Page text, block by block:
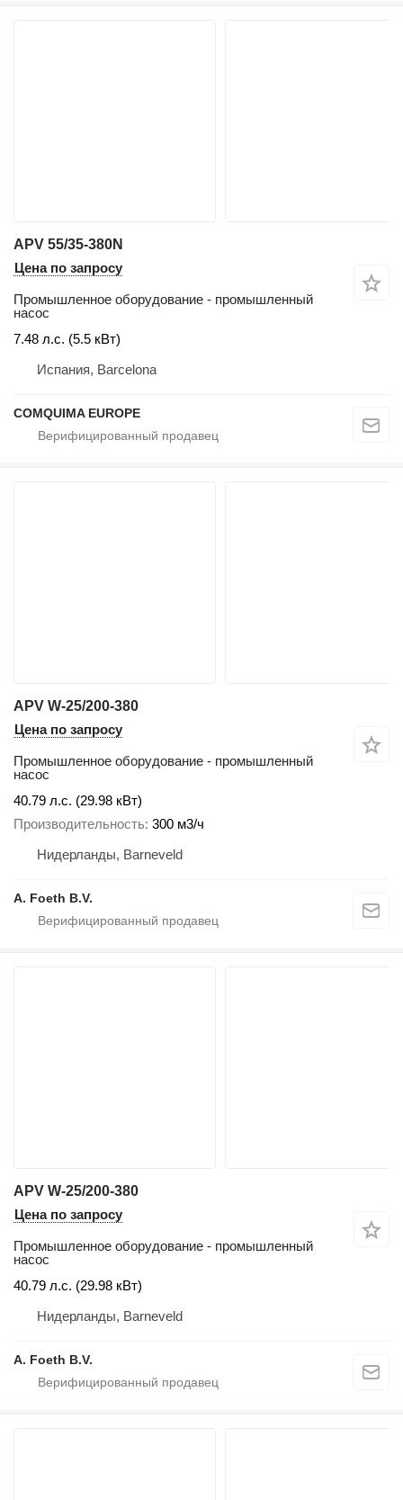
APV 55/35-380N
Цена по запросу
Промышленное оборудование - промышленный
насос
7.48 л.с. (5.5 кВт)
Испания, Barcelona
COMQUIMA EUROPE
APV W-25/200-380
Цена по запросу
Промышленное оборудование - промышленный
насос
40.79 л.с. (29.98 кВт)
Производительность 300 м3/ч
Нидерланды, Barneveld
A. Foeth B.V.
APV W-25/200-380
Цена по запросу
Промышленное оборудование - промышленный
насос
40.79 л.с. (29.98 кВт)
Нидерланды, Barneveld
A. Foeth B.V.